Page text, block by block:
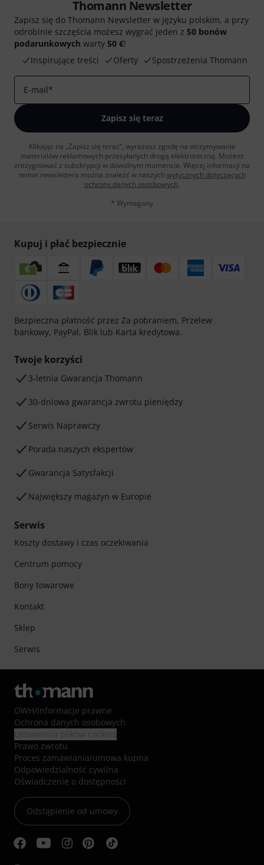
Thomann Newsletter
Zapisz się do Thomann Newsletter w języku polskim, a przy
odrobinie szczęścia możesz wygrać jeden z 50 bonów
podarunkowych warty 50 €!
Inspirujące treści
Oferty Spostrzeżenia Thomann
E-mail*
Zapisz się teraz
Klikając na „Zapisz się teraz”, wyrażasz zgodę na otrzymywanie
materialów reklamowych przesyłanych drogą elektroniczną. Możesz
zrezygnować z subskrypcji w dowolnym momencie. Więcej informacji na
temat newslettera można znaleźć w naszych wytycznych dotyczących
ochrony danych ososbowych.
* Wymagany
Kupuj i płać bezpiecznie
Bezpieczna płatność przez Za pobraniem, Przelew
bankowy, PayPal, Blik lub Karta kredytowa.
Twoje korzyści
3-letnia Gwarancja Thomann
30-dniowa gwarancja zwrotu pieniędzy
Serwis Naprawczy
Porada naszych ekspertów
Gwarancja Satysfakcji
Największy magazyn w Europie
Serwis
Koszty dostawy i czas oczekiwania
Centrum pomocy
Bony towarowe
Kontakt
Sklep
Serwis
OWH/Informacje prawne
Ochrona danych osobowych
Prawo zwrotu
Proces zamawiania/umowa kupna
Odpowiedzialność cywilna
Oświadczenie o dostępności
Odstąpienie od umowy